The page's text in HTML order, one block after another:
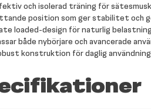
och isolerad träning för
position som ger stabilitet och
loaded-design för naturlig
både nybörjare och avancerade
konstruktion för daglig användning